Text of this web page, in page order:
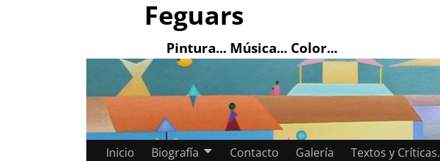
Feguars
Pintura... Música... Color...
Inicio Biografía Contacto Galería Textos y Críticas.